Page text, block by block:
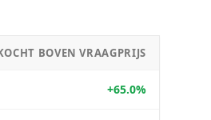
BOVEN VRAAGPRIJS
+65.0%